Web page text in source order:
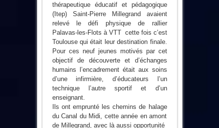
thérapeutique éducatif et pédagogique
(Itep) Saint-Pierre Millegrand avaient
relevé le défi physique de rallier
Palavas-les-Flots à VTT cette fois c’est
Toulouse qui était leur destination finale.
Pour ces neuf jeunes motivés par cet
objectif de découverte et d’échanges
humains l’encadrement était aux soins
d’une infirmière, d’éducateurs l’un
technique l’autre sportif et d’un
enseignant.
Ils ont emprunté les chemins de halage
du Canal du Midi, cette année en amont
de Millegrand, avec là aussi opportunité